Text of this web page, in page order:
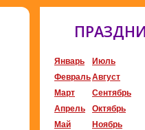
Январь
Февраль
Март
Апрель
Май
Июль
Август
Сентябрь
Октябрь
Ноябрь